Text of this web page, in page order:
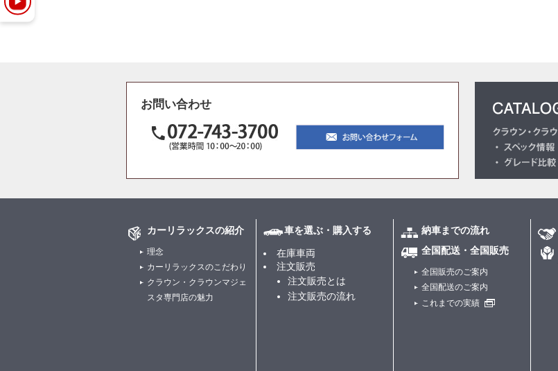
お問い合わせ
カーリラックスの紹介
理念
カーリラックスのこだわり
クラウン・クラウンマジェ
スタ専門店の魅力
車を選ぶ・購入する
在庫車両
注文販売
注文販売とは
注文販売の流れ
納車までの流れ
全国配送・全国販売
全国販売のご案内
全国配送のご案内
これまでの実績